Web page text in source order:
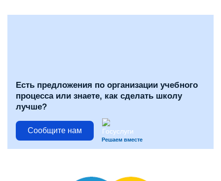
Есть предложения по организации учебного
процесса или знаете, как сделать школу
лучше?
Сообщите нам
Решаем вместе